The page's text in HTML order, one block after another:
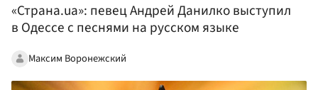
«Страна.ua»: певец Андрей Данилко выступил
в Одессе с песнями на русском языке
Максим Воронежский